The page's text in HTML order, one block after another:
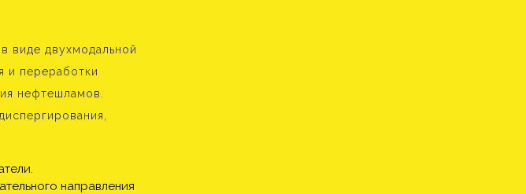
виде двухмодальной
и переработки
нефтешламов.
направления